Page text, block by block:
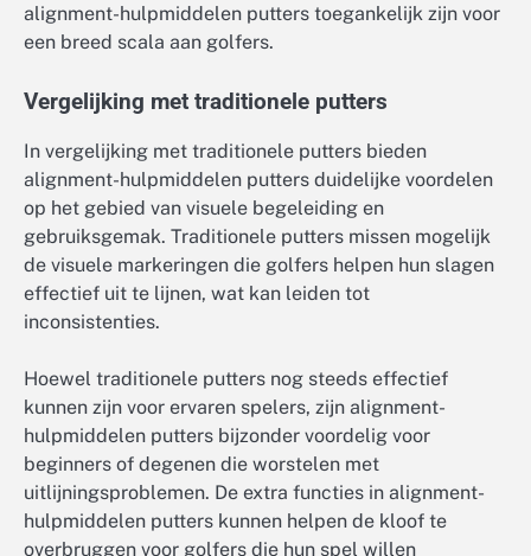
alignment-hulpmiddelen putters toegankelijk zijn voor
een breed scala aan golfers.
Vergelijking met traditionele putters
In vergelijking met traditionele putters bieden
alignment-hulpmiddelen putters duidelijke voordelen
op het gebied van visuele begeleiding en
gebruiksgemak. Traditionele putters missen mogelijk
de visuele markeringen die golfers helpen hun slagen
effectief uit te lijnen, wat kan leiden tot
inconsistenties.
Hoewel traditionele putters nog steeds effectief
kunnen zijn voor ervaren spelers, zijn alignment-
hulpmiddelen putters bijzonder voordelig voor
beginners of degenen die worstelen met
uitlijningsproblemen. De extra functies in alignment-
hulpmiddelen putters kunnen helpen de kloof te
overbruggen voor golfers die hun spel willen